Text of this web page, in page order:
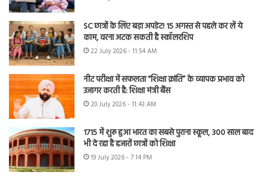
SC छात्रों के लिए बड़ा अपडेट! 15 अगस्त से पहले कर लें ये
काम, वरना अटक सकती है स्कॉलरशिप
22 July 2026 - 11:54 AM
नीट परीक्षा में सफलता “शिक्षा क्रांति” के व्यापक प्रभाव को
उजागर करती है: शिक्षा मंत्री बैंस
20 July 2026 - 11:43 AM
1715 में शुरू हुआ भारत का सबसे पुराना स्कूल, 300 साल बाद
भी दे रहा है हजारों छात्रों को शिक्षा
19 July 2026 - 7:14 PM